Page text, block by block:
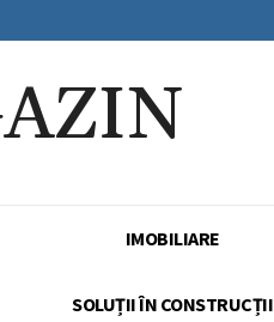
IMOBILIARE
SOLUȚII ÎN CONSTRUCȚII